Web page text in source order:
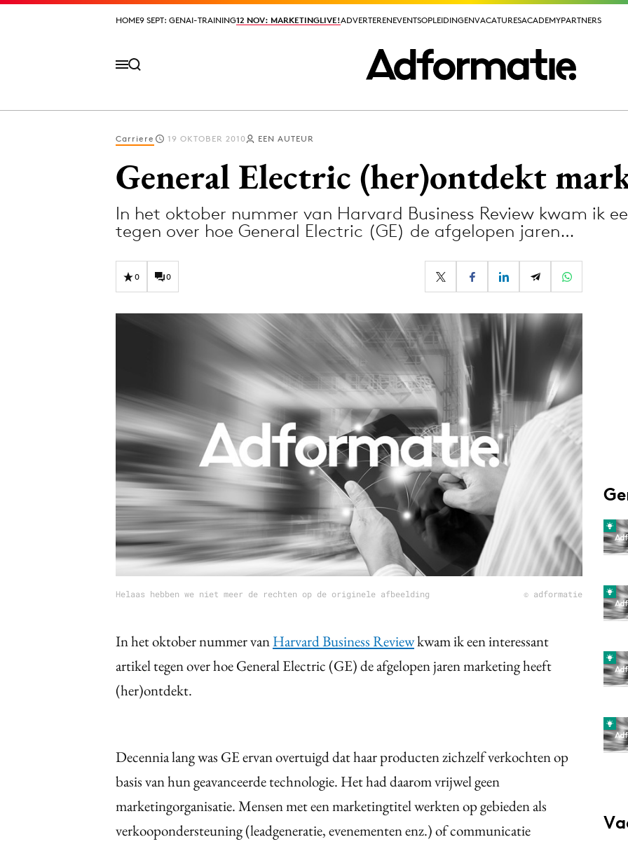
HOME9 SEPT: GENAI-TRAINING12 NOV: MARKETINGLIVE!ADVERTERENEVENTSOPLEIDINGENVACATURESACADEMYPARTNERS
HOME9 SEPT: GENAI-TRAINING12 NOV: MARKETINGLIVE!ADVERTERENEVENTSOPLEIDINGENVACATURESACADEMYPARTNERS
Effectiviteit
Gedragsverandering
Influencer marketing
Interne communicatie
Martech
Merkstrategie
PR
Programmatic
Purpose Marketing
Reputatie & crisis
Carriere 19 OKTOBER 2010 EEN AUTEUR
General Electric (her)ontdekt
In het oktober nummer van Harvard Business Review kwam ik
tegen over hoe General Electric (GE) de afgelopen jaren…
0 0
Helaas hebben we niet meer de rechten op de originele afbeelding © adformatie
In het oktober nummer vanHarvard Business Reviewkwam ik een interessant
artikel tegen over hoe General Electric (GE) de afgelopen jaren marketing heeft
(her)ontdekt.
Decennia lang was GE ervan overtuigd dat haar producten zichzelf verkochten op
basis van hun geavanceerde technologie. Het had daarom vrijwel geen
marketingorganisatie. Mensen met een marketingtitel werkten op gebieden als
verkoopondersteuning (leadgeneratie, evenementen enz.) of communicatie